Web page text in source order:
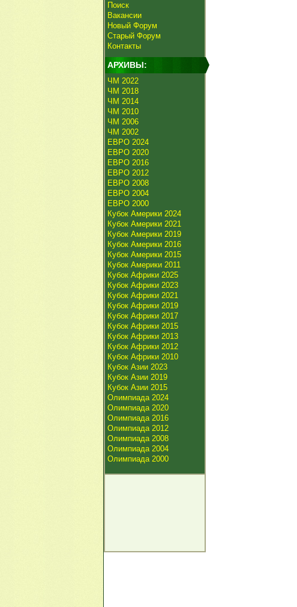
Поиск
Вакансии
Новый Форум
Старый Форум
Контакты
АРХИВЫ:
ЧМ 2022
ЧМ 2018
ЧМ 2014
ЧМ 2010
ЧМ 2006
ЧМ 2002
ЕВРО 2024
ЕВРО 2020
ЕВРО 2016
ЕВРО 2012
ЕВРО 2008
ЕВРО 2004
ЕВРО 2000
Кубок Америки 2024
Кубок Америки 2021
Кубок Америки 2019
Кубок Америки 2016
Кубок Америки 2015
Кубок Америки 2011
Кубок Африки 2025
Кубок Африки 2023
Кубок Африки 2021
Кубок Африки 2019
Кубок Африки 2017
Кубок Африки 2015
Кубок Африки 2013
Кубок Африки 2012
Кубок Африки 2010
Кубок Азии 2023
Кубок Азии 2019
Кубок Азии 2015
Олимпиада 2024
Олимпиада 2020
Олимпиада 2016
Олимпиада 2012
Олимпиада 2008
Олимпиада 2004
Олимпиада 2000